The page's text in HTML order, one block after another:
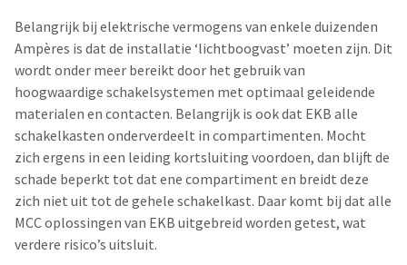
Belangrijk bij elektrische vermogens van enkele duizenden
Ampères is dat de installatie ‘lichtboogvast’ moeten zijn. Dit
wordt onder meer bereikt door het gebruik van
hoogwaardige schakelsystemen met optimaal geleidende
materialen en contacten. Belangrijk is ook dat EKB alle
schakelkasten onderverdeelt in compartimenten. Mocht
zich ergens in een leiding kortsluiting voordoen, dan blijft de
schade beperkt tot dat ene compartiment en breidt deze
zich niet uit tot de gehele schakelkast. Daar komt bij dat alle
MCC oplossingen van EKB uitgebreid worden getest, wat
verdere risico’s uitsluit.